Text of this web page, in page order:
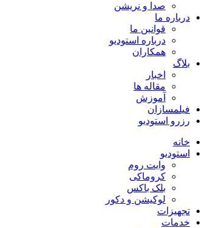
صدا و نریشن
درباره ما
قوانین ما
درباره استودیو
همکاران
بلاگ
اخبار
مقاله ها
آموزش
فیلمسازان
رزرو استودیو
خانه
استودیو
وایت روم
کروماکی
بلک باکس
لوکیشن و دکور
تجهیزات
خدمات